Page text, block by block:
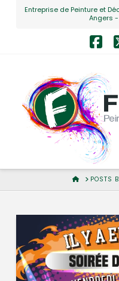
Entreprise de Peinture et
Angers -
HOMEPOSTS